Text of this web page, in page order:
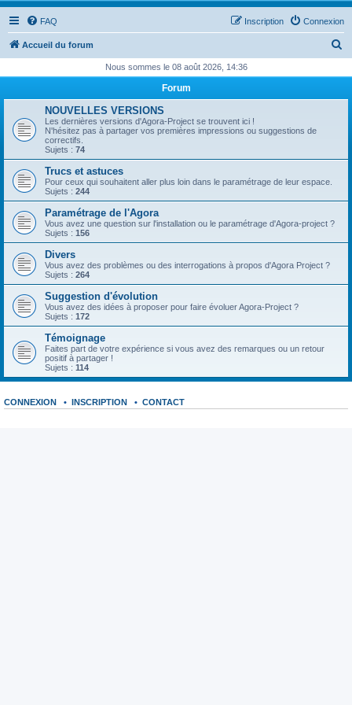
FAQ Connexion
Inscription
Accueil du forum
h
c
Nous sommes le 08 août 2026, 14:36
Forum
NOUVELLES VERSIONS
Les dernières versions d'Agora-Project se trouvent ici !
N'hésitez pas à partager vos premières impressions ou suggestions de
correctifs.
Sujets : 74
Trucs et astuces
Pour ceux qui souhaitent aller plus loin dans le paramétrage de leur espace.
Sujets : 244
Paramétrage de l'Agora
Vous avez une question sur l'installation ou le paramétrage d'Agora-project ?
Sujets : 156
Divers
Vous avez des problèmes ou des interrogations à propos d'Agora Project ?
Sujets : 264
Suggestion d'évolution
Vous avez des idées à proposer pour faire évoluer Agora-Project ?
Sujets : 172
Témoignage
Faites part de votre expérience si vous avez des remarques ou un retour
positif à partager !
Sujets : 114
CONNEXION • INSCRIPTION • CONTACT